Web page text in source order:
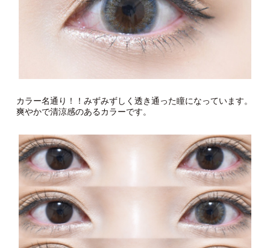
カラー名通り！！みずみずしく透き通った瞳になっています。
爽やかで清涼感のあるカラーです。